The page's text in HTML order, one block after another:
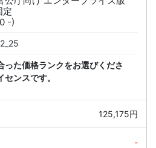
定
-)
った価格ランクをお選びくださ
ンスです。
125,175円
-